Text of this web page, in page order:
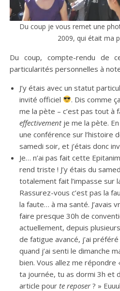
Du coup je vous remet une
2009, qui était ma
Du coup, compte-rendu de
particularités personnelles à
J’y étais avec un statut
invité officiel
. Dis comme
me la pète – c’est pas tout à
effectivementje me la pète.
une conférence sur l’histoire
samedi soir, et j’étais donc
Je… n’ai pas fait cette
rend triste ! J’y étais du
totalement fait l’impasse sur
Rassurez-vous c’est pas la
la faute… à ma santé. J’avais
faire presque 30h de
actuellement, depuis
de fatigue avancé, j’ai
quand j’ai senti le dimanche
bien. Vous allez me répondre
ta journée, tu as dormi 3h et
article pour te reposer? »